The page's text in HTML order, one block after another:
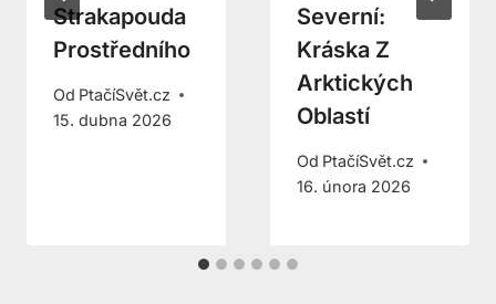
Strakapouda
Prostředního
Od PtačíSvět.cz
15. dubna 2026
Severní:
Kráska Z
Arktických
Oblastí
Od PtačíSvět.cz
16. února 2026